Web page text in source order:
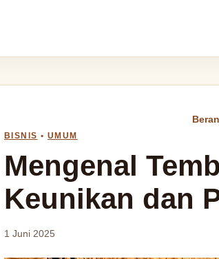
BISNIS • UMUM
Mengenal
Keunikan dan
1 Juni 2025